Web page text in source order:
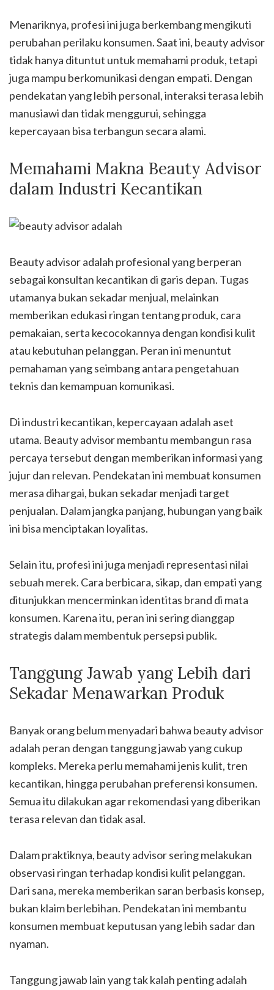
Menariknya, profesi ini juga berkembang mengikuti
perubahan perilaku konsumen. Saat ini, beauty advisor
tidak hanya dituntut untuk memahami produk, tetapi
juga mampu berkomunikasi dengan empati. Dengan
pendekatan yang lebih personal, interaksi terasa lebih
manusiawi dan tidak menggurui, sehingga
kepercayaan bisa terbangun secara alami.
Memahami Makna Beauty Advisor
dalam Industri Kecantikan
Beauty advisor adalah profesional yang berperan
sebagai konsultan kecantikan di garis depan. Tugas
utamanya bukan sekadar menjual, melainkan
memberikan edukasi ringan tentang produk, cara
pemakaian, serta kecocokannya dengan kondisi kulit
atau kebutuhan pelanggan. Peran ini menuntut
pemahaman yang seimbang antara pengetahuan
teknis dan kemampuan komunikasi.
Di industri kecantikan, kepercayaan adalah aset
utama. Beauty advisor membantu membangun rasa
percaya tersebut dengan memberikan informasi yang
jujur dan relevan. Pendekatan ini membuat konsumen
merasa dihargai, bukan sekadar menjadi target
penjualan. Dalam jangka panjang, hubungan yang baik
ini bisa menciptakan loyalitas.
Selain itu, profesi ini juga menjadi representasi nilai
sebuah merek. Cara berbicara, sikap, dan empati yang
ditunjukkan mencerminkan identitas brand di mata
konsumen. Karena itu, peran ini sering dianggap
strategis dalam membentuk persepsi publik.
Tanggung Jawab yang Lebih dari
Sekadar Menawarkan Produk
Banyak orang belum menyadari bahwa beauty advisor
adalah peran dengan tanggung jawab yang cukup
kompleks. Mereka perlu memahami jenis kulit, tren
kecantikan, hingga perubahan preferensi konsumen.
Semua itu dilakukan agar rekomendasi yang diberikan
terasa relevan dan tidak asal.
Dalam praktiknya, beauty advisor sering melakukan
observasi ringan terhadap kondisi kulit pelanggan.
Dari sana, mereka memberikan saran berbasis konsep,
bukan klaim berlebihan. Pendekatan ini membantu
konsumen membuat keputusan yang lebih sadar dan
nyaman.
Tanggung jawab lain yang tak kalah penting adalah